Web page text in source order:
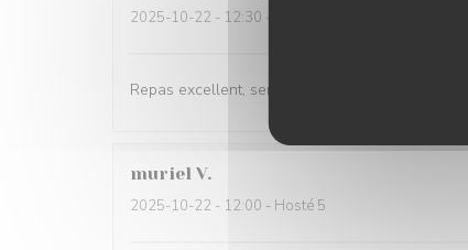
2025-10-22 - 12:30 - Hosté 2
Repas excellent, serveuses très gracieuses
muriel V
2025-10-22 - 12:00 - Hosté 5